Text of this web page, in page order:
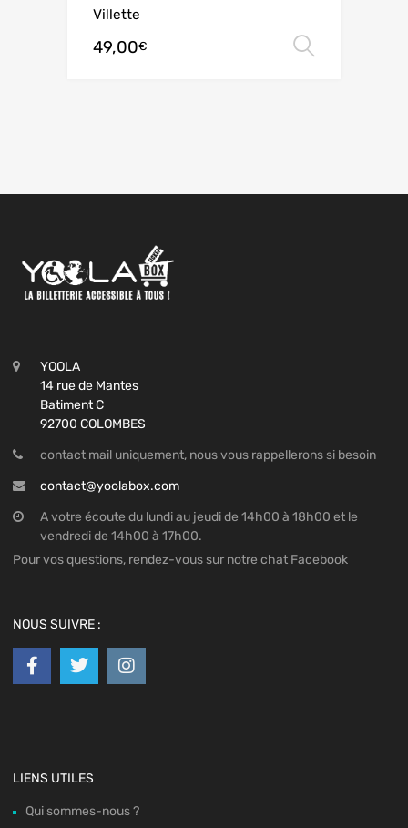
Villette
49,00€
YOOLA
14 rue de Mantes
Batiment C
92700 COLOMBES
contact mail uniquement, nous vous rappellerons si besoin
contact@yoolabox.com
A votre écoute du lundi au jeudi de 14h00 à 18h00 et le
vendredi de 14h00 à 17h00.
Pour vos questions, rendez-vous sur notre chat Facebook
NOUS SUIVRE :
LIENS UTILES
Qui sommes-nous ?